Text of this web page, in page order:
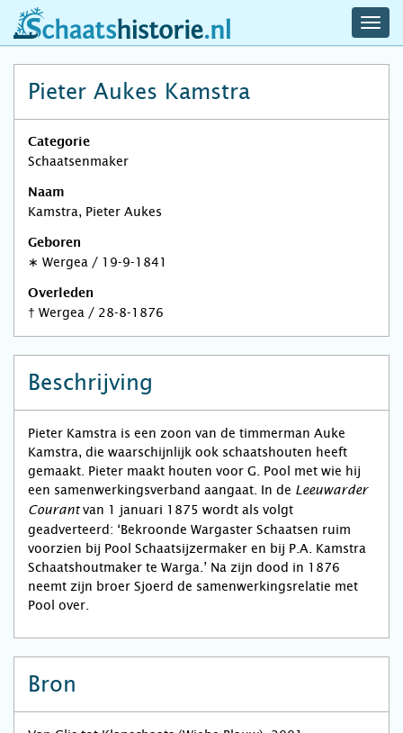
schaatshistorie.nl
Pieter Aukes Kamstra
Categorie
Schaatsenmaker
Naam
Kamstra, Pieter Aukes
Geboren
∗ Wergea / 19-9-1841
Overleden
† Wergea / 28-8-1876
Beschrijving
Pieter Kamstra is een zoon van de timmerman Auke
Kamstra, die waarschijnlijk ook schaatshouten heeft
gemaakt. Pieter maakt houten voor G. Pool met wie hij
een samenwerkingsverband aangaat. In de Leeuwarder
Courant van 1 januari 1875 wordt als volgt
geadverteerd: ‘Bekroonde Wargaster Schaatsen ruim
voorzien bij Pool Schaatsijzermaker en bij P.A. Kamstra
Schaatshoutmaker te Warga.’ Na zijn dood in 1876
neemt zijn broer Sjoerd de samenwerkingsrelatie met
Pool over.
Bron